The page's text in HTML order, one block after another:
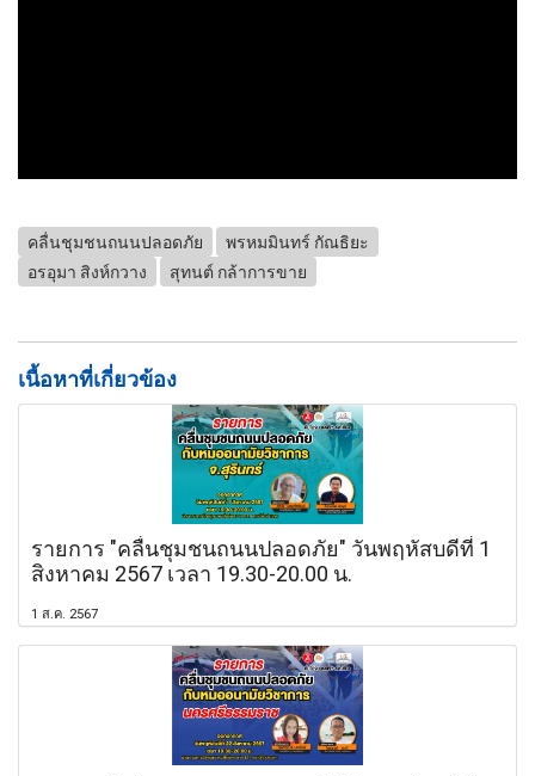
คลื่นชุมชนถนนปลอดภัย
พรหมมินทร์ กัณธิยะ
อรอุมา สิงห์กวาง
สุทนต์ กล้าการขาย
เนื้อหาที่เกี่ยวข้อง
รายการ "คลื่นชุมชนถนนปลอดภัย" วันพฤหัสบดีที่ 1
สิงหาคม 2567 เวลา 19.30-20.00 น.
1 ส.ค. 2567